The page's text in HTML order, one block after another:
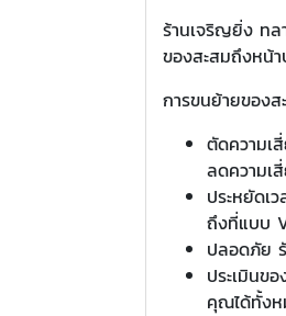
ร้านเจริญยิ่ง ทล
ของสะสมถึงหน้
การขนย้ายของ
ตัดความเ
ลดความเ
ประหยัดเ
ถึงที่แบบ
ปลอดภัย
ประเมินข
คุณได้ทั้งห